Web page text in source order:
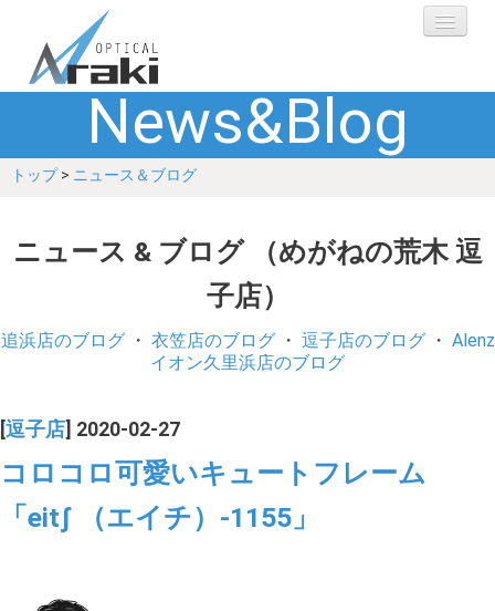
選ばれる理由
ブランド
ショップ
お客さまの声
ギャラリー
News&Blog
トップ> ニュース＆ブログ
ニュース & ブログ （めがねの荒木 逗
子店）
追浜店のブログ・ 衣笠店のブログ・ 逗子店のブログ・ Alenz
イオン久里浜店のブログ
逗子店 ] 2020-02-27
コロコロ可愛いキュートフレーム
「eitʃ （エイチ）-1155」